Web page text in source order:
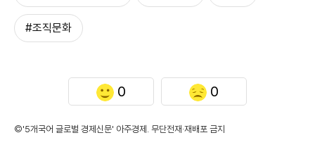
#조직문화
0 0
©'5개국어 글로벌 경제신문' 아주경제. 무단전재·재배포 금지